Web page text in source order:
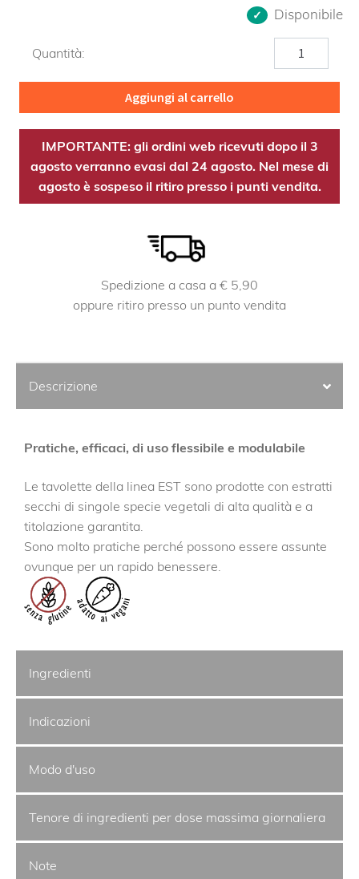
Disponibile
Quantità:
Cranberry
EST
quantità
Aggiungi al carrello
IMPORTANTE: gli ordini web ricevuti dopo il 3
agosto verranno evasi dal 24 agosto. Nel mese di
agosto è sospeso il ritiro presso i punti vendita.
Spedizione a casa a € 5,90
oppure ritiro presso un punto vendita
Descrizione
Pratiche, efficaci, di uso flessibile e modulabile
Le tavolette della linea EST sono prodotte con estratti
secchi di singole specie vegetali di alta qualità e a
titolazione garantita.
Sono molto pratiche perché possono essere assunte
ovunque per un rapido benessere.
Ingredienti
Indicazioni
Modo d'uso
Tenore di ingredienti per dose massima giornaliera
Note